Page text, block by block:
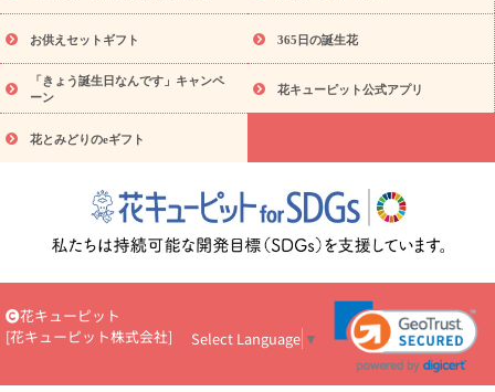
花キューピットのeGfit
カラー ピンク
イエローオレンジ
レッド
お花の種類 ユリ トルコキキョウ
ら探す
お祝い お祝い・3000円～ お祝い・4000円～
お祝
い・5000円～ お祝い・7000円～ お祝い・10000円～
え・お悔やみ
お供え・お悔やみ・3000円～
お供え・お悔や
み・5000円～ お供え・お悔やみ・
いのマナー
定年退職祝いのマナー
お祝いを贈るときのマナ
花キューピットのお祝いコラム一覧
誕生日のお花を
「色彩心理学」で選ぶ方法
結婚祝いの予算相場
出産祝いお役立
スタンド花（フラスタ）のマナー
お見舞いのマナー
とルール
新築引っ越し祝いコラム
お祝い花のマナー総まとめ
職場上司や先輩へ贈るお祝い花の正解は？
開店祝いの花 選び方
お供えセットギフト 365日の誕生花
「きょう誕生日なんです」キャンペ
ーン
花キューピット公式アプリ
花とみどりのeギフト
花キューピット
[花キューピット株式会社] Select Language ▼